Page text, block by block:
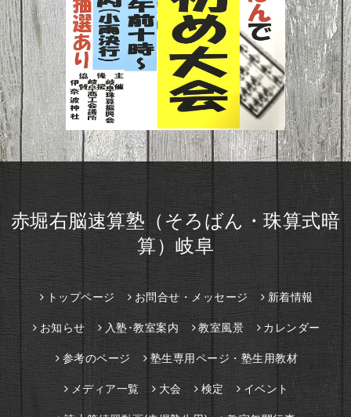
赤堀右脳速算塾（そろばん・珠算式暗
算）岐阜
トップページ お問合せ・メッセージ 新着情報
お知らせ 入塾･教室案内 教室風景 カレンダー
参考のページ 塾生専用ページ・塾生用教材
メディア一覧 大会 検定 イベント